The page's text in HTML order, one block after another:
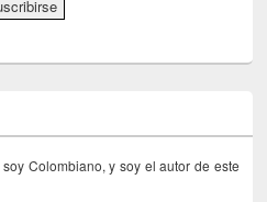
soy Colombiano, y soy el autor de este